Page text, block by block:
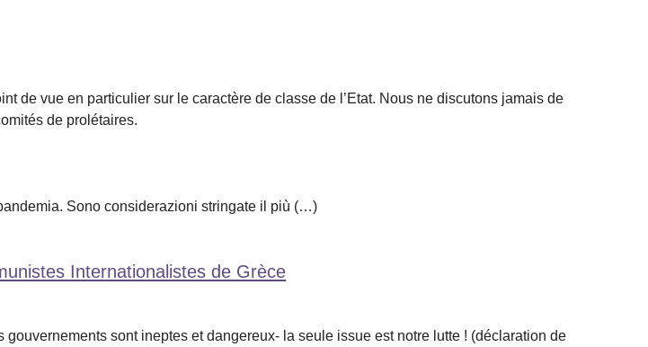
de vue en particulier sur le caractère de classe de l’Etat. Nous ne discutons jamais de
de prolétaires.
Sono considerazioni stringate il più (…)
Internationalistes de Grèce
sont ineptes et dangereux- la seule issue est notre lutte ! (déclaration de